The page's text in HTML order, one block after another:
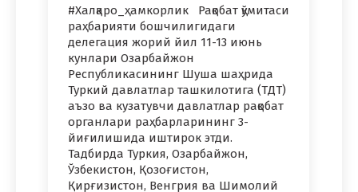
#Халқаро_ҳамкорлик Рақобат қўмитаси
раҳбарияти бошчилигидаги
делегация жорий йил 11-13 июнь
кунлари Озарбайжон
Республикасининг Шуша шаҳрида
Туркий давлатлар ташкилотига (ТДТ)
аъзо ва кузатувчи давлатлар рақобат
органлари раҳбарларининг 3-
йиғилишида иштирок этди.
Тадбирда Туркия, Озарбайжон,
Ўзбекистон, Қозоғистон,
Қирғизистон, Венгрия ва Шимолий